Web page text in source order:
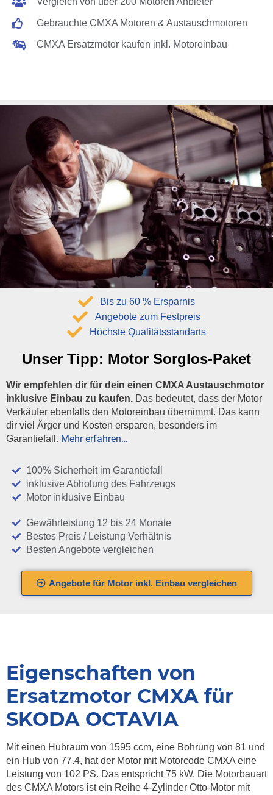
Gebrauchte CMXA Motoren & Austauschmotoren
CMXA Ersatzmotor kaufen inkl. Motoreinbau
Unser Tipp: Motor Sorglos-Paket
Wir empfehlen dir für dein einen CMXA Austauschmotor
inklusive Einbau zu kaufen. Das bedeutet, dass der Motor
Verkäufer ebenfalls den Motoreinbau übernimmt. Das kann
dir viel Ärger und Kosten ersparen, besonders im
Garantiefall. Mehr erfahren…
100% Sicherheit im Garantiefall
inklusive Abholung des Fahrzeugs
Motor inklusive Einbau
Gewährleistung 12 bis 24 Monate
Bestes Preis / Leistung Verhältnis
Besten Angebote vergleichen
Angebote für Motor inkl. Einbau vergleichen
Bis zu 60 % Ersparnis
Angebote zum Festpreis
Höchste Qualitätsstandarts
Eigenschaften von
Ersatzmotor CMXA für
SKODA OCTAVIA
Mit einen Hubraum von 1595 ccm, eine Bohrung von 81 und
ein Hub von 77.4, hat der Motor mit Motorcode CMXA eine
Leistung von 102 PS. Das entspricht 75 kW. Die Motorbauart
des CMXA Motors ist ein Reihe 4-Zylinder Otto-Motor mit